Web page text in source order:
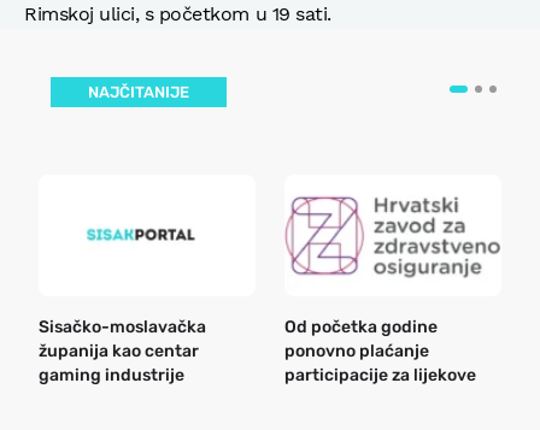
Rimskoj ulici, s početkom u 19 sati.
NAJČITANIJE
Sisačko-moslavačka
županija kao centar
gaming industrije
Od početka godine
ponovno plaćanje
participacije za lijekove